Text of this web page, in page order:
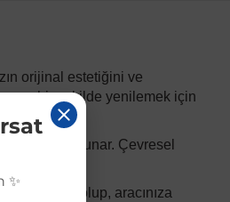
orijinal estetiğini ve
bir şekilde yenilemek için
kullanım sunar. Çevresel
üretilmiş olup, aracınıza
✨